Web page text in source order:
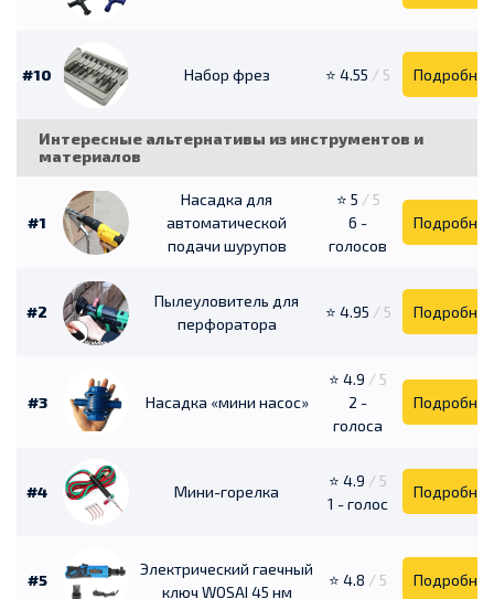
#10 Набор фрез ⭐ 4.55 / 5 Подробнее
Интересные альтернативы из инструментов и
материалов
#1
Насадка для
автоматической
подачи шурупов
⭐ 5 / 5
6 -
голосов
Подробнее
#2
Пылеуловитель для
перфоратора
⭐ 4.95 / 5 Подробнее
#3 Насадка «мини насос»
⭐ 4.9 / 5
2 -
голоса
Подробнее
#4 Мини-горелка
⭐ 4.9 / 5
1 - голос
Подробнее
#5
Электрический гаечный
ключ WOSAI 45 нм
⭐ 4.8 / 5 Подробнее